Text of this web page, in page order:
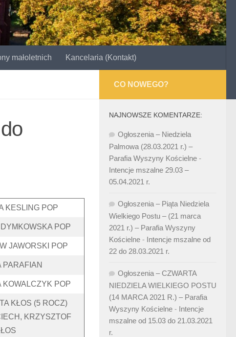
małoletnich Kancelaria (Kontakt)
KESLING POP
POP
JAWORSKI POP
PARAFIAN
KOWALCZYK POP
KŁOS (5 ROCZ)
KRZYSZTOF
CO NOWEGO?
NAJNOWSZE KOMENTARZE:
Ogłoszenia – Niedziela
Palmowa (28.03.2021 r.) –
Parafia Wyszyny Kościelne -
Intencje mszalne 29.03 –
05.04.2021 r.
Ogłoszenia – Piąta Niedziela
Wielkiego Postu – (21 marca
2021 r.) – Parafia Wyszyny
Kościelne - Intencje mszalne od
22 do 28.03.2021 r.
Ogłoszenia – CZWARTA
NIEDZIELA WIELKIEGO POSTU
(14 MARCA 2021 R.) – Parafia
Wyszyny Kościelne - Intencje
mszalne od 15.03 do 21.03.2021
r.